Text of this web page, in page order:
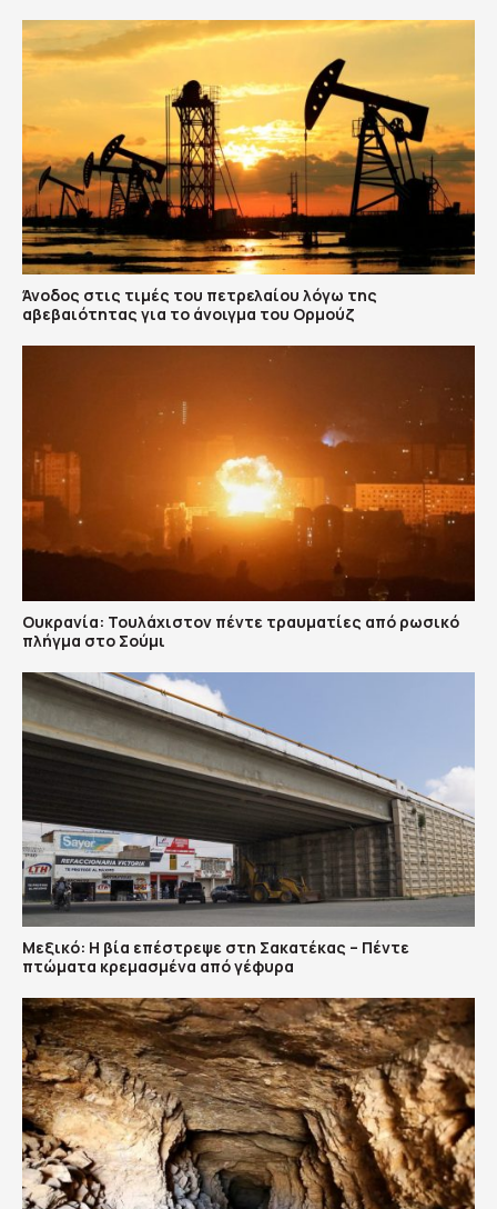
Άνοδος στις τιμές του πετρελαίου λόγω της
αβεβαιότητας για το άνοιγμα του Ορμούζ
Ουκρανία: Τουλάχιστον πέντε τραυματίες από ρωσικό
πλήγμα στο Σούμι
Μεξικό: Η βία επέστρεψε στη Σακατέκας – Πέντε
πτώματα κρεμασμένα από γέφυρα